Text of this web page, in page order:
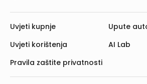
Uvjeti kupnje
Uvjeti korištenja
Pravila zaštite privatnosti
Upute
AI Lab